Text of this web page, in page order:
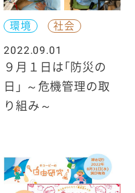
環境
社会
2022.09.01
９月１日は「防災の
日」 ～危機管理の取
り組み～